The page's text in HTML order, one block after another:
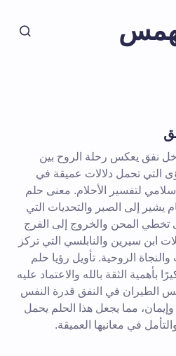
نفق يعكس رحلة الروح بين
التي تحمل دلالات عميقة في
لتفسير الأحلام. معنى حلم
يشير إلى الصبر والتحديات التي
تخطي المحن والخروج إلى الفرج
ابن سيرين والنابلسي التي تركز
الروحية. تأويل رؤيا حلم
بأهمية الثقة بالله والاعتماد عليه
الطيران في النفق قدرة النفس
مما يجعل هذا الحلم يحمل
في معانيها العميقة.